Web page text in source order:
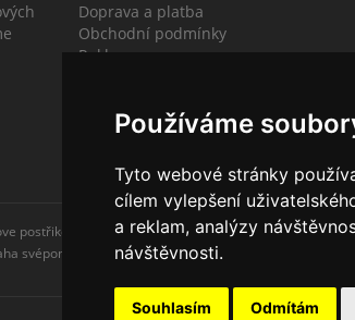
Používáme
Tyto webové stránky
cílem vylepšení
a reklam, analýzy
návštěvnosti.
Souhlasím Odmítám
Doprava a platba
Obchodní podmínky
Reklamace
postřikovače, automatické zavlažovaní, kapkovací
svépomocí, rozvodné potrubí, čidlo srážek